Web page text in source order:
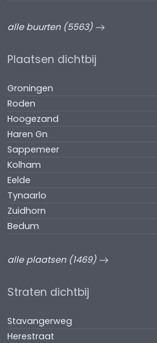
alle buurten (5563)
Plaatsen dichtbij
Groningen
Roden
Hoogezand
Haren Gn
Sappemeer
Kolham
Eelde
Tynaarlo
Zuidhorn
Bedum
alle plaatsen (1469)
Straten dichtbij
Stavangerweg
Herestraat